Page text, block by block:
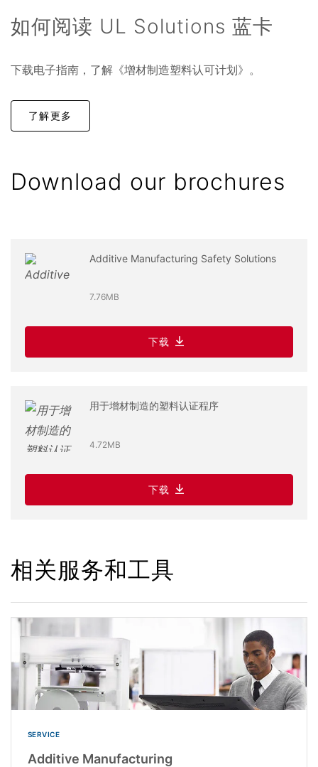
如何阅读 UL Solutions 蓝卡
下载电子指南，了解《增材制造塑料认可计划》。
了解更多
Download our brochures
Additive Manufacturing Safety Solutions
7.76MB
下载
用于增材制造的塑料认证程序
4.72MB
下载
相关服务和工具
SERVICE
Additive Manufacturing